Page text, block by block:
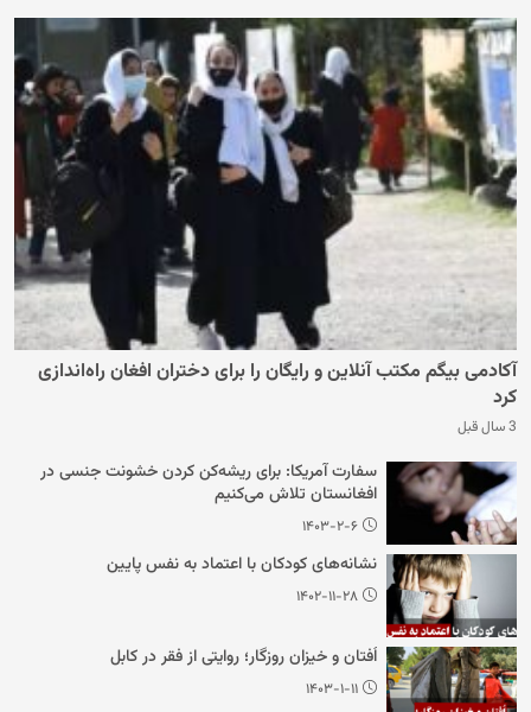
آکادمی بیگم مکتب آنلاین و رایگان را برای دختران افغان راه‌اندازی
کرد
3 سال قبل
سفارت آمریکا: برای ریشه‌کن کردن خشونت جنسی در
افغانستان تلاش می‌کنیم
۱۴۰۳-۲-۶
نشانه‌های کودکان با اعتماد به نفس پایین
۱۴۰۲-۱۱-۲۸
اُفتان و خیزان روزگار؛ روایتی از فقر در کابل
۱۴۰۳-۱-۱۱